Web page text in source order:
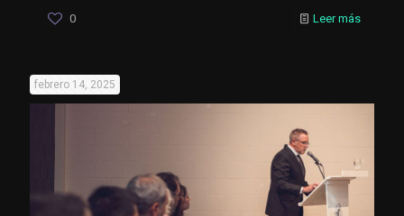
0 Leer más
febrero 14, 2025